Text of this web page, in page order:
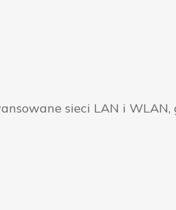
sieci LAN i